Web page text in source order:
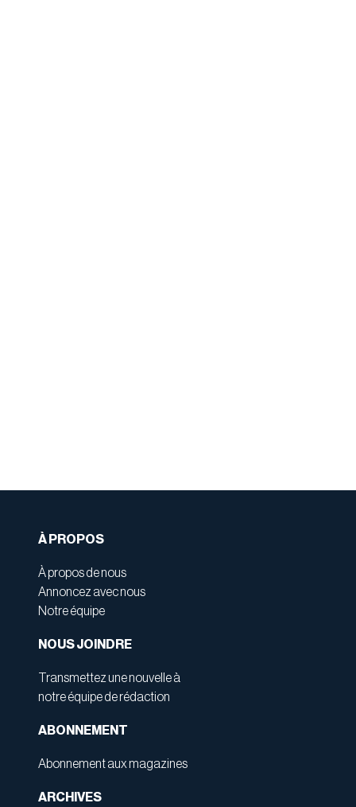
À PROPOS
À propos de nous
Annoncez avec nous
Notre équipe
NOUS JOINDRE
Transmettez une nouvelle à
notre équipe de rédaction
ABONNEMENT
Abonnement aux magazines
ARCHIVES